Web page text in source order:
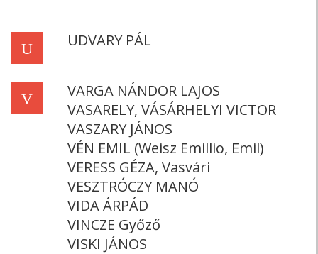
U UDVARY PÁL
V
VARGA NÁNDOR LAJOS
VASARELY, VÁSÁRHELYI VICTOR
VASZARY JÁNOS
VÉN EMIL (Weisz Emillio, Emil)
VERESS GÉZA, Vasvári
VESZTRÓCZY MANÓ
VIDA ÁRPÁD
VINCZE Győző
VISKI JÁNOS